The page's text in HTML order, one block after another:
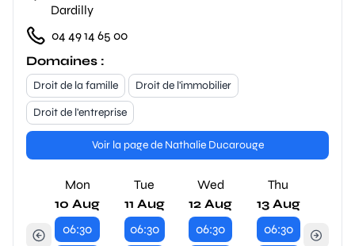
Dardilly
04 49 14 65 00
Domaines :
Droit de la famille
Droit de l'immobilier
Droit de l'entreprise
Voir la page de Nathalie Ducarouge
Mon
10 Aug
06:30
Tue
11 Aug
06:30
Wed
12 Aug
06:30
Thu
13 Aug
06:30